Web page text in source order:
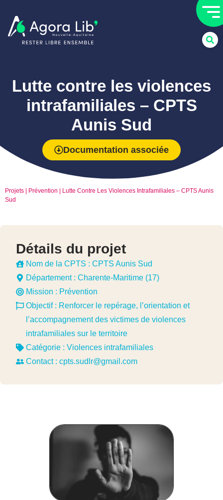
Lutte contre les violences
intrafamiliales – CPTS
Aunis Sud
Documentation associée
Projets | Prévention | Lutte Contre Les Violences Intrafamiliales – CPTS Aunis
Sud
Détails du projet
Nom de la CPTS : CPTS Aunis Sud
Département : Charente-Maritime (17)
Mission : Prévention
Objectif : Renforcer le repérage, l’orientation et
l’accompagnement des victimes de violences
intrafamiliales sur le territoire
Catégorie : Violences intrafamiliales
Contact : cpts.sudlr@gmail.com